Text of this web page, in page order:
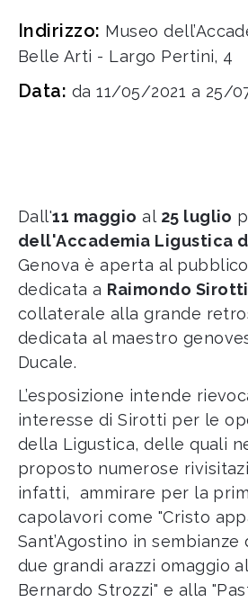
Indirizzo: Museo
Belle Arti - Largo Pertini, 4
Data: da 11/05/2021 a 25/
Dall'11 maggio al 25 luglio
dell'Accademia Ligustica
Genova è aperta al
dedicata a Raimondo Sirotti
collaterale alla grande
dedicata al maestro
Ducale.
L’esposizione intende
interesse di Sirotti per le
della Ligustica, delle quali
proposto numerose
infatti, ammirare per la
capolavori come "Cristo
Sant’Agostino in
due grandi arazzi omaggio
Bernardo Strozzi" e alla